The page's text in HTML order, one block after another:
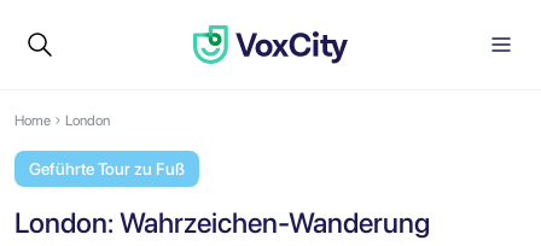
Home London
Geführte Tour zu Fuß
London: Wahrzeichen-Wanderung